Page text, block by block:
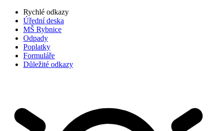
Rychlé odkazy
Úřední deska
MŠ Rybnice
Odpady
Poplatky
Formuláře
Důležité odkazy